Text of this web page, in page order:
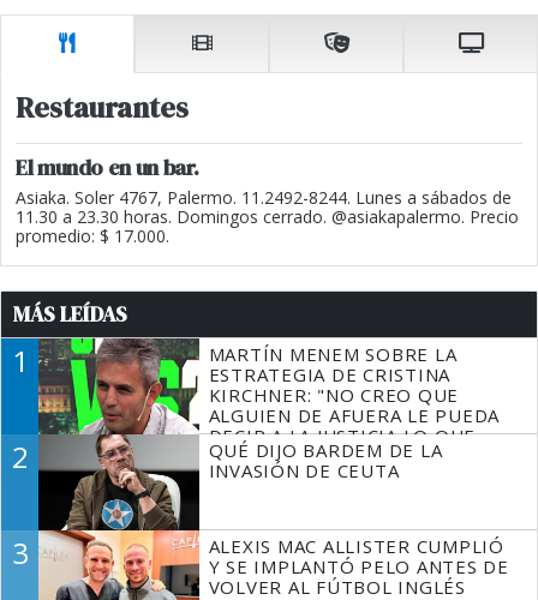
Restaurantes
El mundo en un bar.
Asiaka. Soler 4767, Palermo. 11.2492-8244. Lunes a sábados de
11.30 a 23.30 horas. Domingos cerrado. @asiakapalermo. Precio
promedio: $ 17.000.
MÁS LEÍDAS
1
MARTÍN MENEM SOBRE LA
ESTRATEGIA DE CRISTINA
KIRCHNER: "NO CREO QUE
ALGUIEN DE AFUERA LE PUEDA
DECIR A LA JUSTICIA LO QUE
TIENE QUE HACER"
2
QUÉ DIJO BARDEM DE LA
INVASIÓN DE CEUTA
3
ALEXIS MAC ALLISTER CUMPLIÓ
Y SE IMPLANTÓ PELO ANTES DE
VOLVER AL FÚTBOL INGLÉS